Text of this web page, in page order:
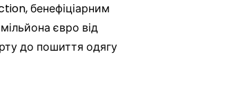
бенефіціарним
євро від
до пошиття одягу